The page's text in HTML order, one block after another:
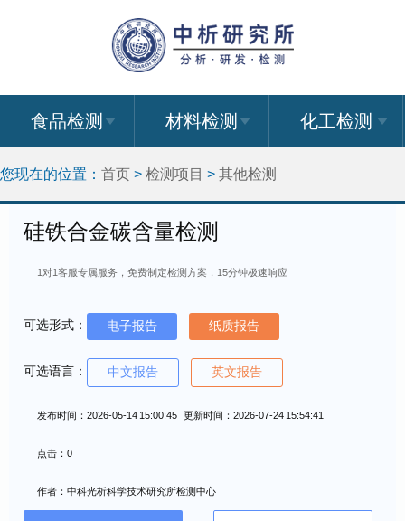
食品检测 材料检测 化工检测
您现在的位置： 首页 > 检测项目 > 其他检测
硅铁合金碳含量检测
1对1客服专属服务，免费制定检测方案，15分钟极速响应
可选形式： 电子报告 纸质报告
可选语言： 中文报告 英文报告
发布时间：2026-05-14 15:00:45 更新时间：2026-07-24 15:54:41
点击：0
作者：中科光析科学技术研究所检测中心